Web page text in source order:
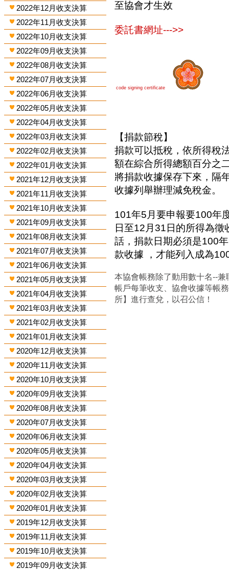
2022年12月收支決算
2022年11月收支決算
2022年10月收支決算
2022年09月收支決算
2022年08月收支決算
2022年07月收支決算
2022年06月收支決算
2022年05月收支決算
2022年04月收支決算
2022年03月收支決算
2022年02月收支決算
2022年01月收支決算
2021年12月收支決算
2021年11月收支決算
2021年10月收支決算
2021年09月收支決算
2021年08月收支決算
2021年07月收支決算
2021年06月收支決算
2021年05月收支決算
2021年04月收支決算
2021年03月收支決算
2021年02月收支決算
2021年01月收支決算
2020年12月收支決算
2020年11月收支決算
2020年10月收支決算
2020年09月收支決算
2020年08月收支決算
2020年07月收支決算
2020年06月收支決算
2020年05月收支決算
2020年04月收支決算
2020年03月收支決算
2020年02月收支決算
2020年01月收支決算
2019年12月收支決算
2019年11月收支決算
2019年10月收支決算
2019年09月收支決算
至協會才生效
委託書網址--->>
code signing certificate
【捐款節稅】
捐款可以抵稅，依所得稅
額在綜合所得總額百分之
將捐款收據保存下來，隔
收據列舉辦理減免稅金。
101年5月要申報要100年
日至12月31日的所得為
話，捐款日期必須是100
款收據 ，才能列入成為
本協會帳務除了動用數十名--
帳戶每筆收支、協會收據等帳
所】進行查兌，以召公信！